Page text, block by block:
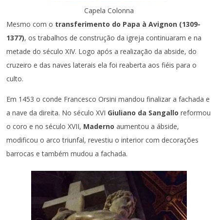
Capela Colonna
Mesmo com o transferimento do Papa à Avignon (1309-
1377), os trabalhos de construção da igreja continuaram e na
metade do século XIV. Logo após a realização da abside, do
cruzeiro e das naves laterais ela foi reaberta aos fiéis para o
culto.
Em 1453 o conde Francesco Orsini mandou finalizar a fachada e
a nave da direita. No século XVI Giuliano da Sangallo reformou
o coro e no século XVII, Madernoaumentou a ábside,
modificou o arco triunfal, revestiu o interior com decorações
barrocas e também mudou a fachada.